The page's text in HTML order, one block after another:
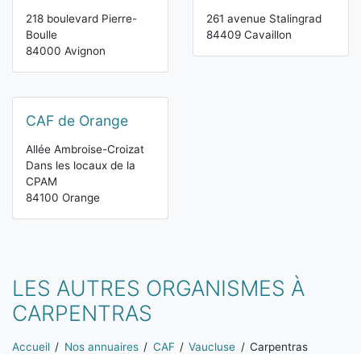
218 boulevard Pierre-
Boulle
84000 Avignon
261 avenue Stalingrad
84409 Cavaillon
CAF de Orange
Allée Ambroise-Croizat
Dans les locaux de la
CPAM
84100 Orange
LES AUTRES ORGANISMES À
CARPENTRAS
Vous êtes ici:
Accueil Nos annuaires CAF Vaucluse Carpentras